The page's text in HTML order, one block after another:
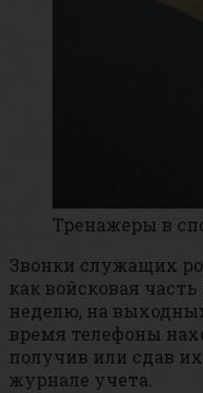
Тренажеры в
Звонки служащих
как войсковая
неделю, на
время телефоны
получив или сдав
журнале учета.